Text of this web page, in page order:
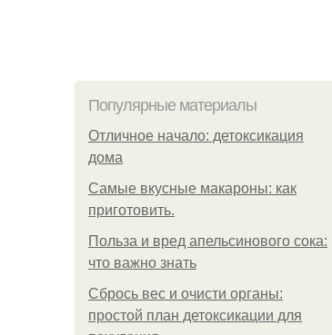
Популярные материалы
Отличное начало: детоксикация
дома
Самые вкусные макароны: как
приготовить.
Польза и вред апельсинового сока:
что важно знать
Сбрось вес и очисти органы:
простой план детоксикации для